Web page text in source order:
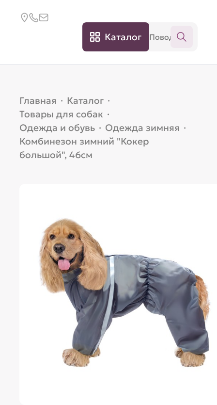
Каталог
Главная · Каталог ·
Товары для собак ·
Одежда и обувь · Одежда зимняя ·
Комбинезон зимний "Кокер
большой", 46см